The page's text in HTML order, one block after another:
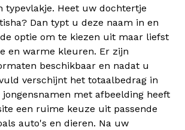
typevlakje. Heet uw dochtertje
Dan typt u deze naam in en
optie om te kiezen uit maar liefst
en warme kleuren. Er zijn
beschikbaar en nadat u
verschijnt het totaalbedrag in
jongensnamen met afbeelding heeft
een ruime keuze uit passende
auto's en dieren. Na uw